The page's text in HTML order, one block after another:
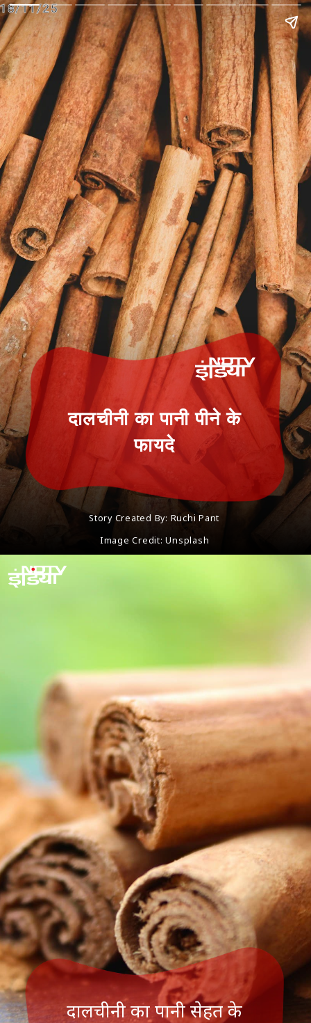
Story Created By: Ruchi Pant
Image Credit: Unsplash
दालचीनी का पानी पीने के
फायदे
18/11/25
दालचीनी का पानी सेहत के